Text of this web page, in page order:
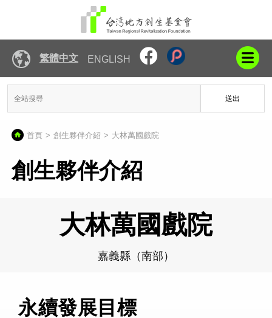
繁體中文 ENGLISH
送出
首頁 創生夥伴介紹 大林萬國戲院
創生夥伴介紹
大林萬國戲院
嘉義縣（南部）
永續發展目標